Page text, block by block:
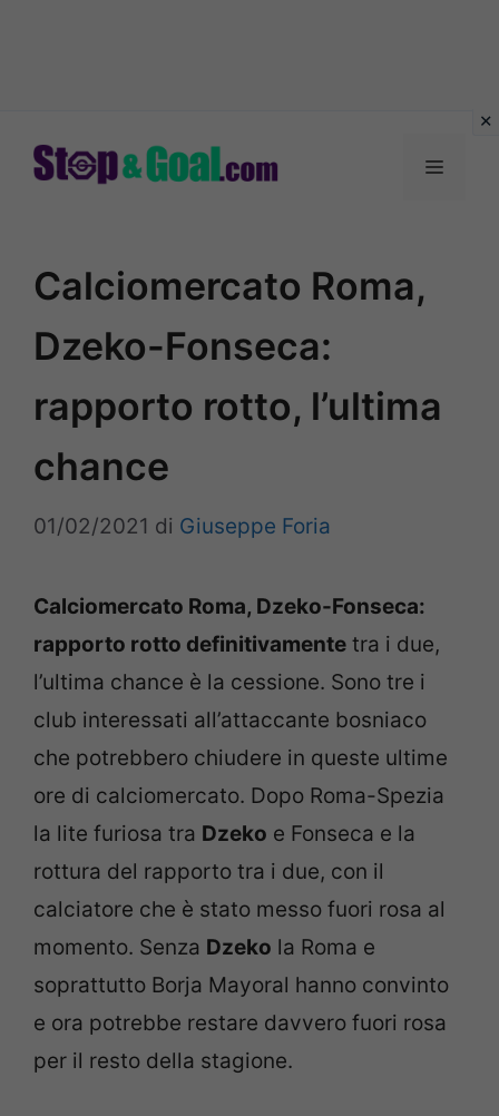
Menu
Calciomercato Roma,
Dzeko-Fonseca:
rapporto rotto, l’ultima
chance
01/02/2021 di Giuseppe Foria
Calciomercato Roma, Dzeko-Fonseca:
rapporto rotto definitivamente tra i due,
l’ultima chance è la cessione. Sono tre i
club interessati all’attaccante bosniaco
che potrebbero chiudere in queste ultime
ore di calciomercato. Dopo Roma-Spezia
la lite furiosa tra Dzeko e Fonseca e la
rottura del rapporto tra i due, con il
calciatore che è stato messo fuori rosa al
momento. Senza Dzeko la Roma e
soprattutto Borja Mayoral hanno convinto
e ora potrebbe restare davvero fuori rosa
per il resto della stagione.